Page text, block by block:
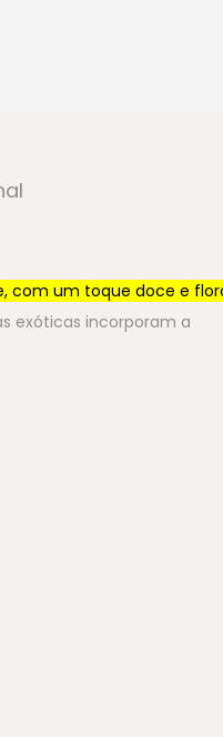
com um toque doce e
exóticas incorporam a